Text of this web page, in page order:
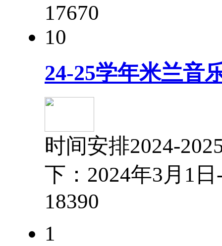
17670
10
24-25学年米兰音
时间安排2024-
下：2024年3月1
18390
1